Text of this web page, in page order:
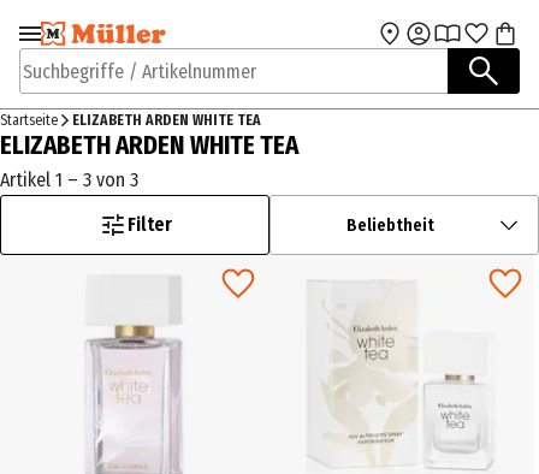
Zur Navigation
springen
Zum Hauptinhalt
Suchbegriffe / Artikelnummer
Startseite ELIZABETH ARDEN WHITE TEA
ELIZABETH ARDEN WHITE TEA
Artikel 1 – 3 von 3
Filter
Beliebtheit